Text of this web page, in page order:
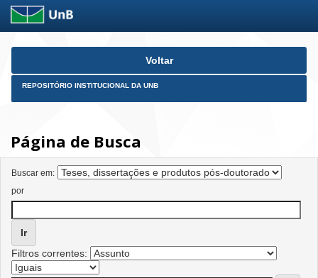
Skip
Voltar
REPOSITÓRIO INSTITUCIONAL DA UNB
Página de Busca
Buscar em:
por
Filtros correntes: